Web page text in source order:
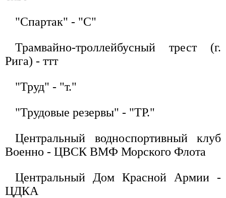
"Спартак" - "С"
Трамвайно-троллейбусный трест (г.
Рига) - ттт
"Труд" - "т."
"Трудовые резервы" - "ТР."
Центральный водноспортивный клуб
Военно - ЦВСК ВМФ Морского Флота
Центральный Дом Красной Армии -
ЦДКА